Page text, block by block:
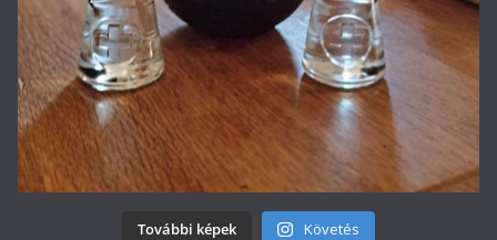
További képek Követés